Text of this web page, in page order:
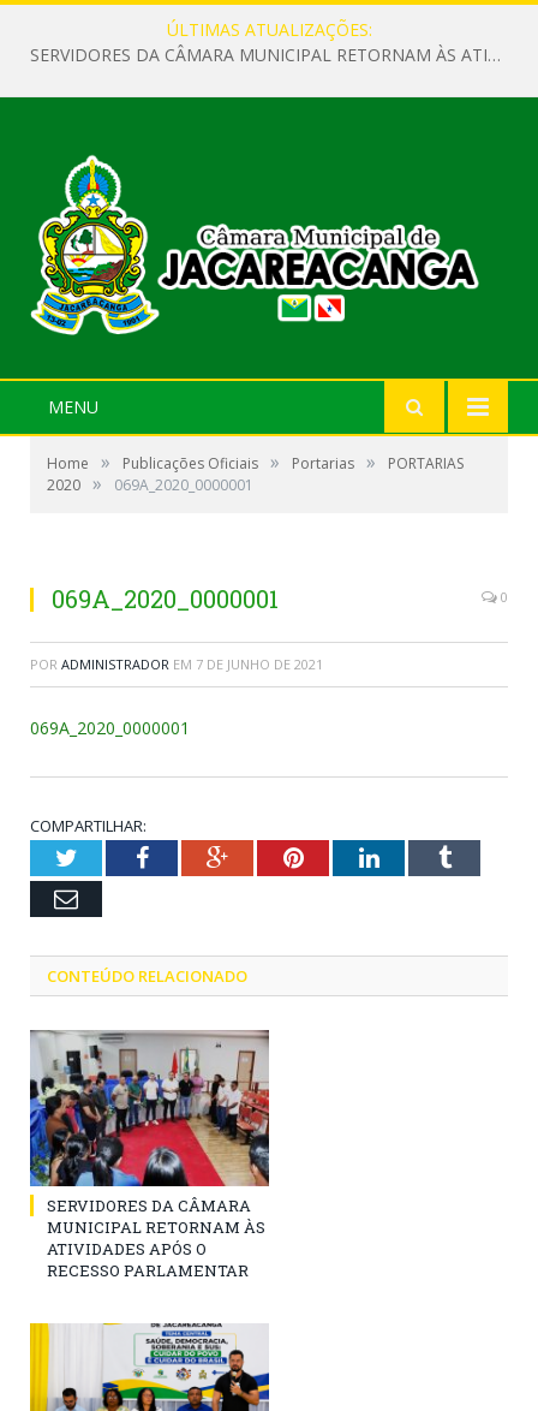
ÚLTIMAS ATUALIZAÇÕES:
SERVIDORES DA CÂMARA MUNICIPAL RETORNAM ÀS ATIVIDADES APÓS O RECESSO PARLAMENTAR
MENU
Home » Publicações Oficiais » Portarias »
PORTARIAS
2020 » 069A_2020_0000001
069A_2020_0000001 0
POR ADMINISTRADOR EM 7 DE JUNHO DE 2021
069A_2020_0000001
COMPARTILHAR:
TwitterFacebookGoogle+PinterestLinkedInTumblr
Email
CONTEÚDO RELACIONADO
SERVIDORES DA CÂMARA
MUNICIPAL RETORNAM ÀS
ATIVIDADES APÓS O
RECESSO PARLAMENTAR